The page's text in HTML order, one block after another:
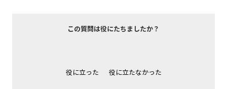
この質問は役にたちましたか？
役に立った 役に立たなかった